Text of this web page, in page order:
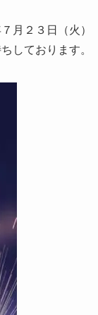
月２３日（火）
しております。